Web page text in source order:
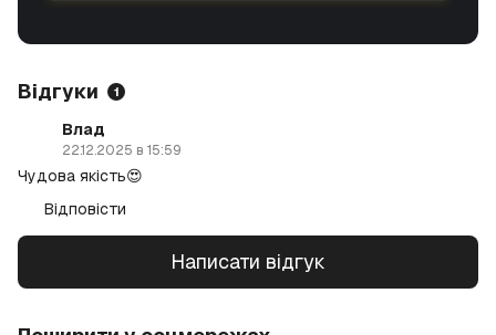
Відгуки 1
Влад
22.12.2025 в 15:59
Чудова якість😍
Відповісти
Написати відгук